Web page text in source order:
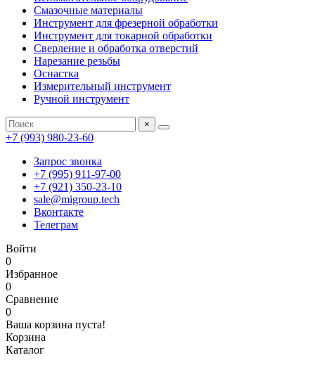
Смазочные материалы
Инструмент для фрезерной обработки
Инструмент для токарной обработки
Сверление и обработка отверстий
Нарезание резьбы
Оснастка
Измерительный инструмент
Ручной инструмент
×
+7 (993) 980-23-60
Запрос звонка
+7 (995) 911-97-00
+7 (921) 350-23-10
sale@migroup.tech
Вконтакте
Телеграм
Войти
0
Избранное
0
Сравнение
0
Ваша корзина пуста!
Корзина
Каталог